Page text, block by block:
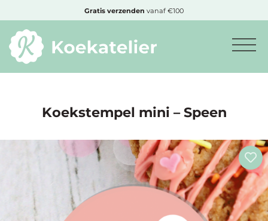
Minimum
Producten
verzendenvanaf €100
Koekstempel mini – Speen